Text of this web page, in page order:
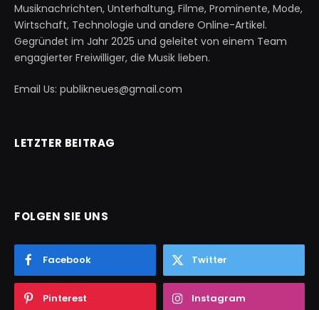
Musiknachrichten, Unterhaltung, Filme, Prominente, Mode,
Wirtschaft, Technologie und andere Online-Artikel.
Gegründet im Jahr 2025 und geleitet von einem Team
engagierter Freiwilliger, die Musik lieben.
Email Us: publikneues@gmail.com
LETZTER BEITRAG
FOLGEN SIE UNS
Facebook Twitter
Pinterest Instagram